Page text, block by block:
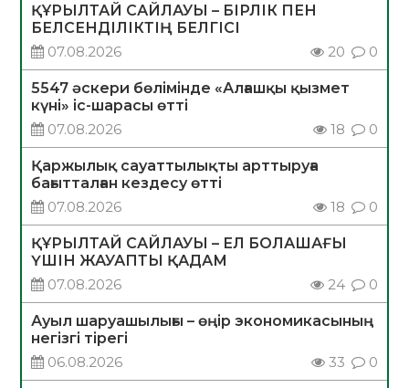
ҚҰРЫЛТАЙ САЙЛАУЫ – БІРЛІК ПЕН
БЕЛСЕНДІЛІКТІҢ БЕЛГІСІ
07.08.2026
20 0
5547 әскери бөлімінде «Алғашқы қызмет
күні» іс-шарасы өтті
07.08.2026
18 0
Қаржылық сауаттылықты арттыруға
бағытталған кездесу өтті
07.08.2026
18 0
ҚҰРЫЛТАЙ САЙЛАУЫ – ЕЛ БОЛАШАҒЫ
ҮШІН ЖАУАПТЫ ҚАДАМ
07.08.2026
24 0
Ауыл шаруашылығы – өңір экономикасының
негізгі тірегі
06.08.2026
33 0